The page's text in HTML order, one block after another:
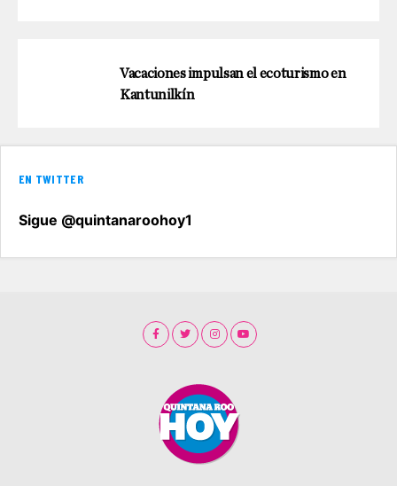
Vacaciones impulsan el ecoturismo en
Kantunilkín
EN TWITTER
Sigue @quintanaroohoy1